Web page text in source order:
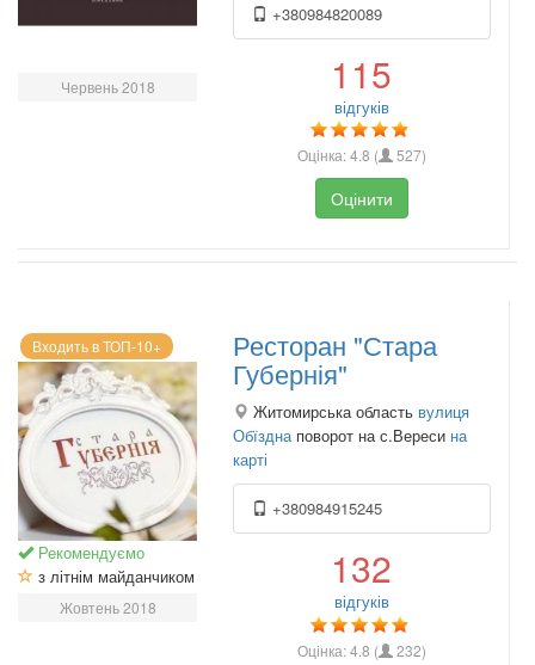
Червень 2018
+380984820089
115
відгуків
Оцінка:4.8 ( 527)
Оцінити
Входить в ТОП-10+
Рекомендуємо
з літнім майданчиком
Жовтень 2018
Ресторан "Стара
Губернія"
Житомирська область вулиця
Обїзднаповорот на с.Вереси на
карті
+380984915245
132
відгуків
Оцінка:4.8 ( 232)